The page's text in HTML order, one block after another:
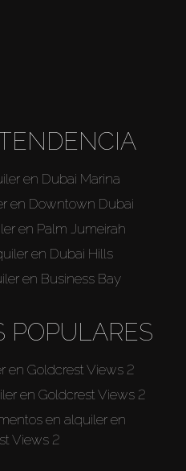
en Dubai Marina
en Downtown Dubai
en Palm Jumeirah
en Dubai Hills
en Business Bay
POPULARES
en Goldcrest Views 2
en Goldcrest Views 2
en alquiler en
Views 2